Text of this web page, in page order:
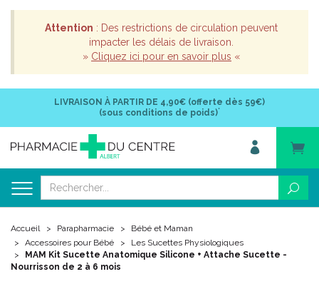
Attention : Des restrictions de circulation peuvent
impacter les délais de livraison.
» Cliquez ici pour en savoir plus «
LIVRAISON À PARTIR DE 4,90€ (offerte dès 59€)
(sous conditions de poids)*
Accueil Parapharmacie
Bébé et Maman
Accessoires pour Bébé
Les Sucettes Physiologiques
MAM Kit Sucette Anatomique Silicone + Attache Sucette -
Nourrisson de 2 à 6 mois